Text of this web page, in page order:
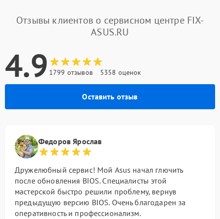
Отзывы клиентов о сервисном центре FIX-
ASUS.RU
4.9 1799 отзывов 5358 оценок
Оставить отзыв
Федоров Ярослав
Дружелюбный сервис! Мой Asus начал глючить
после обновления BIOS. Специалисты этой
мастерской быстро решили проблему, вернув
предыдущую версию BIOS. Очень благодарен за
оперативность и профессионализм.